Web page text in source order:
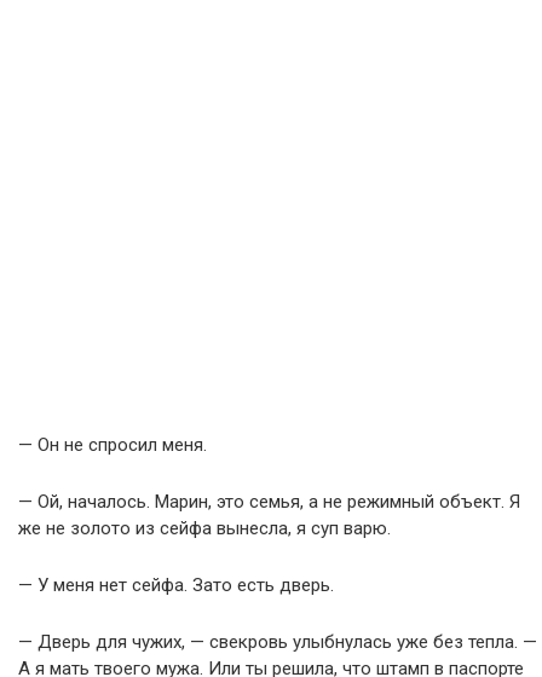
— Он не спросил меня.
— Ой, началось. Марин, это семья, а не режимный объект. Я
же не золото из сейфа вынесла, я суп варю.
— У меня нет сейфа. Зато есть дверь.
— Дверь для чужих, — свекровь улыбнулась уже без тепла. —
А я мать твоего мужа. Или ты решила, что штамп в паспорте